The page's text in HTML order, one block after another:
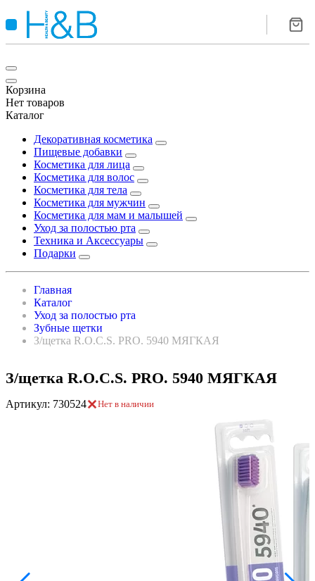
Корзина
Нет товаров
Каталог
Декоративная косметика
Пищевые добавки
Косметика для лица
Косметика для волос
Косметика для тела
Косметика для мужчин
Косметика для мам и малышей
Уход за полостью рта
Техника и Аксессуары
Подарки
Главная
Каталог
Уход за полостью рта
Зубные щетки
З/щетка R.O.C.S. PRO. 5940 МЯГКАЯ
З/щетка R.O.C.S. PRO. 5940 МЯГКАЯ
Артикул: 730524 Нет в наличии